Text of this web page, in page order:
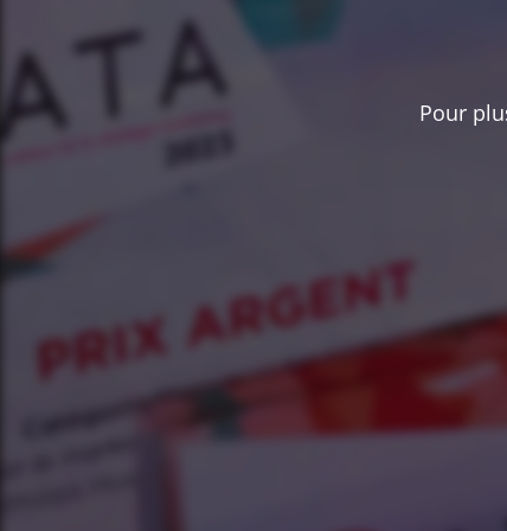
Pour